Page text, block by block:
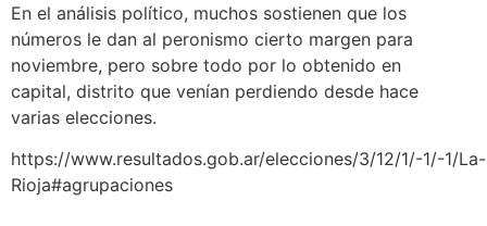
En el análisis político, muchos sostienen que los
números le dan al peronismo cierto margen para
noviembre, pero sobre todo por lo obtenido en
capital, distrito que venían perdiendo desde hace
varias elecciones.
https://www.resultados.gob.ar/elecciones/3/12/1/-1/-1/La-
Rioja#agrupaciones